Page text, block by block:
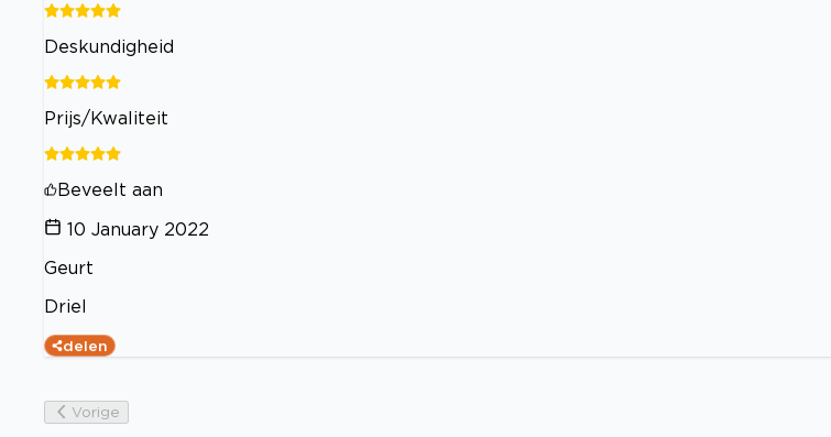
Deskundigheid
Prijs/Kwaliteit
Beveelt aan
10 January 2022
Geurt
Driel
delen
Vorige